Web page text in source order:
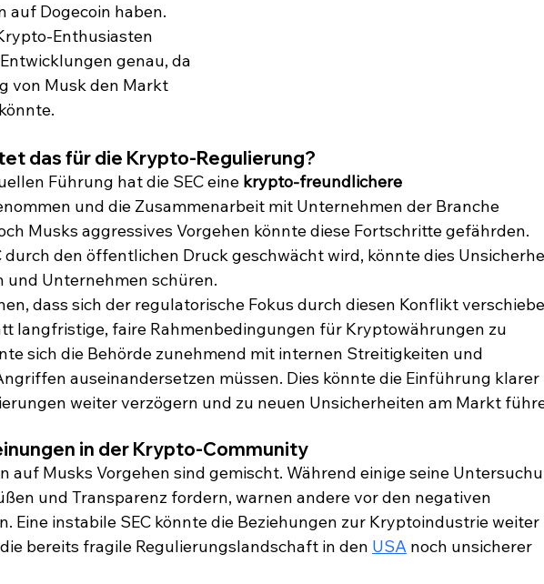
auf Dogecoin haben.
Enthusiasten
genau, da
von Musk den Markt
das für die Krypto-Regulierung?
Führung hat die SEC eine krypto-freundlichere
und die Zusammenarbeit mit Unternehmen der Branche
Musks aggressives Vorgehen könnte diese Fortschritte gefährden.
durch den öffentlichen Druck geschwächt wird, könnte dies
und Unternehmen schüren.
dass sich der regulatorische Fokus durch diesen Konflikt
langfristige, faire Rahmenbedingungen für Kryptowährungen zu
sich die Behörde zunehmend mit internen Streitigkeiten und
auseinandersetzen müssen. Dies könnte die Einführung klarer
weiter verzögern und zu neuen Unsicherheiten am Markt
in der Krypto-Community
auf Musks Vorgehen sind gemischt. Während einige seine
und Transparenz fordern, warnen andere vor den negativen
Eine instabile SEC könnte die Beziehungen zur Kryptoindustrie weiter
bereits fragile Regulierungslandschaft in den USA noch unsicherer